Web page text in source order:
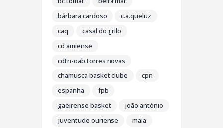
bárbara cardoso
c.a.queluz
caq
casal do grilo
cd amiense
cdtn-oab torres novas
chamusca basket clube
cpn
espanha
fpb
gaeirense basket
joão antónio
juventude ouriense
maia